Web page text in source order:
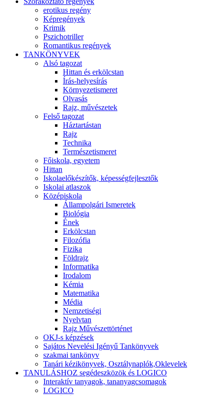
erotikus regény
Képregények
Krimik
Pszichotriller
Romantikus regények
TANKÖNYVEK
Alsó tagozat
Hittan és erkölcstan
Írás-helyesírás
Környezetismeret
Olvasás
Rajz, művészetek
Felső tagozat
Háztartástan
Rajz
Technika
Természetismeret
Főiskola, egyetem
Hittan
Iskolaelőkészítők, képességfejlesztők
Iskolai atlaszok
Középiskola
Állampolgári Ismeretek
Biológia
Ének
Erkölcstan
Filozófia
Fizika
Földrajz
Informatika
Irodalom
Kémia
Matematika
Média
Nemzetiségi
Nyelvtan
Rajz Művészettörténet
OKJ-s képzések
Sajátos Nevelési Igényű Tankönyvek
szakmai tankönyv
Tanári kézikönyvek, Osztálynaplók,Oklevelek
TANULÁSHOZ segédeszközök és LOGICO
Interaktív tanyagok, tananyagcsomagok
LOGICO